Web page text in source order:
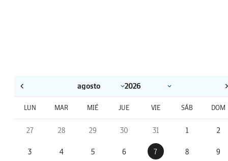
LUN MAR MIÉ JUE VIE SÁB DOM
27 28 29 30 31 1 2
3 4 5 6 7 8 9